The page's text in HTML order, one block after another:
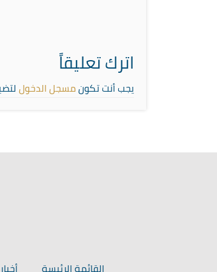
اترك تعليقاً
يجب أنت تكونمسجل الدخول
القائمة الرئيسة